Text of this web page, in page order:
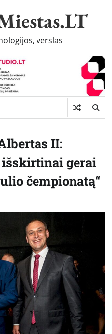
verslas
II:
išskirtinai gerai
čempionatą“